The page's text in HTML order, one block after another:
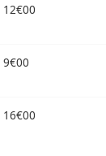
12€00
9€00
16€00